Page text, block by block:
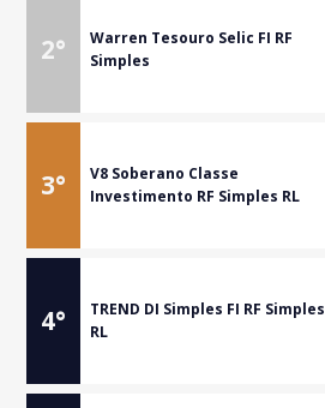
2°
Warren Tesouro Selic FI RF
Simples
3°
V8 Soberano Classe
Investimento RF Simples RL
4°
TREND DI Simples FI RF Simples
RL